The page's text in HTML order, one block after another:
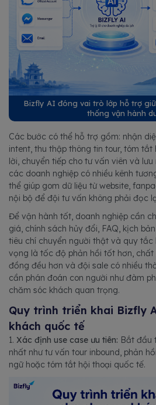
Bizfly AI đóng vai trò lớp hỗ trợ
thống vận hành
Các bước có thể hỗ trợ gồm: nhận
intent, thu thập thông tin tour, tóm
lời, chuyển tiếp cho tư vấn viên và
các doanh nghiệp có nhiều kênh
thể giúp gom dữ liệu từ website,
nội bộ để đội tư vấn không phải đọc
Để vận hành tốt, doanh nghiệp cần
giá, chính sách hủy đổi, FAQ, kịch
tiêu chí chuyển người thật và quy tắc
vọng là tốc độ phản hồi tốt hơn, chất
đồng đều hơn và đội sale có nhiều
cần phán đoán con người như đàm
chăm sóc khách quan trọng.
Quy trình triển khai Bizfly
khách quốc tế
1. Xác định use case ưu tiên: Bắt đầu
nhất như tư vấn tour inbound, phản
ngữ hoặc tóm tắt hội thoại quốc tế.